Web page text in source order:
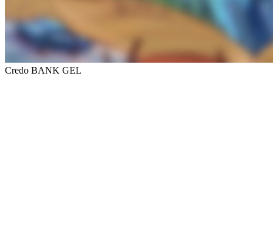
Credo BANK GEL